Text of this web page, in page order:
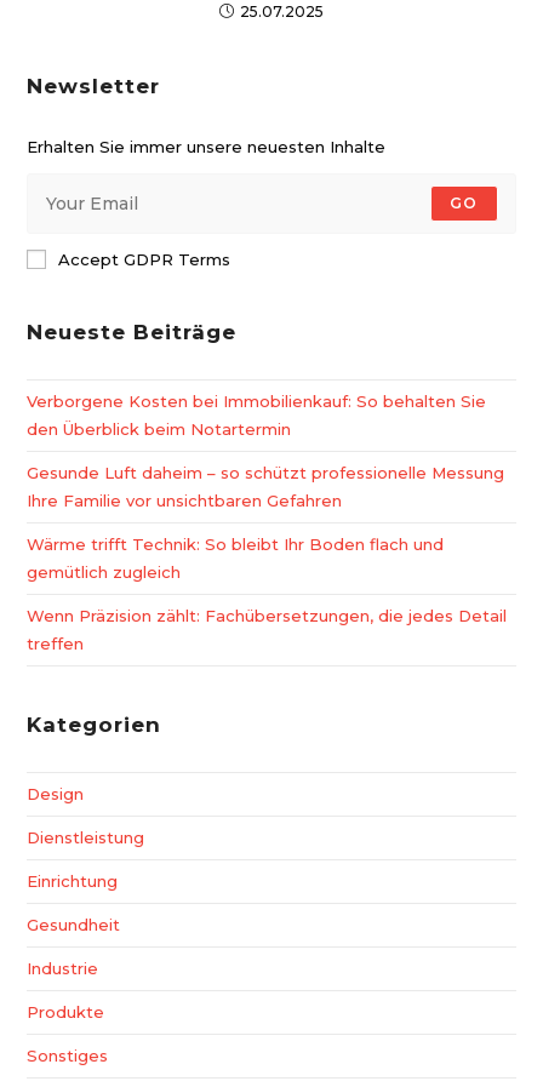
25.07.2025
Newsletter
Erhalten Sie immer unsere neuesten Inhalte
GO
Accept GDPR Terms
Neueste Beiträge
Verborgene Kosten bei Immobilienkauf: So behalten Sie
den Überblick beim Notartermin
Gesunde Luft daheim – so schützt professionelle Messung
Ihre Familie vor unsichtbaren Gefahren
Wärme trifft Technik: So bleibt Ihr Boden flach und
gemütlich zugleich
Wenn Präzision zählt: Fachübersetzungen, die jedes Detail
treffen
Kategorien
Design
Dienstleistung
Einrichtung
Gesundheit
Industrie
Produkte
Sonstiges